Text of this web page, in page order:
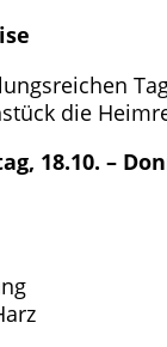
die
18.10. –